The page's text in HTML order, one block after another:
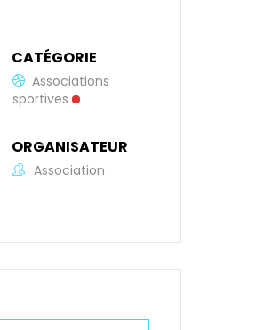
CATÉGORIE
Associations
sportives
ORGANISATEUR
Association